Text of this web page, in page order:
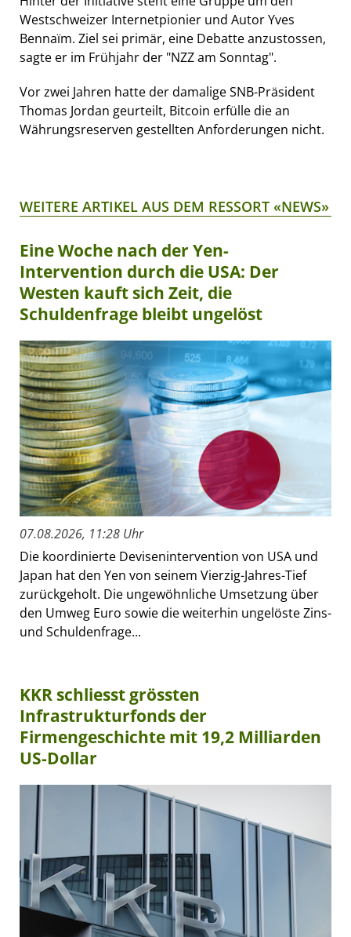
Westschweizer Internetpionier und Autor Yves
Bennaïm. Ziel sei primär, eine Debatte anzustossen,
sagte er im Frühjahr der "NZZ am Sonntag".
Vor zwei Jahren hatte der damalige SNB-Präsident
Thomas Jordan geurteilt, Bitcoin erfülle die an
Währungsreserven gestellten Anforderungen nicht.
WEITERE ARTIKEL AUS DEM RESSORT «NEWS»
Eine Woche nach der Yen-
Intervention durch die USA: Der
Westen kauft sich Zeit, die
Schuldenfrage bleibt ungelöst
07.08.2026, 11:28 Uhr
Die koordinierte Devisenintervention von USA und
Japan hat den Yen von seinem Vierzig-Jahres-Tief
zurückgeholt. Die ungewöhnliche Umsetzung über
den Umweg Euro sowie die weiterhin ungelöste Zins-
und Schuldenfrage...
KKR schliesst grössten
Infrastrukturfonds der
Firmengeschichte mit 19,2 Milliarden
US-Dollar